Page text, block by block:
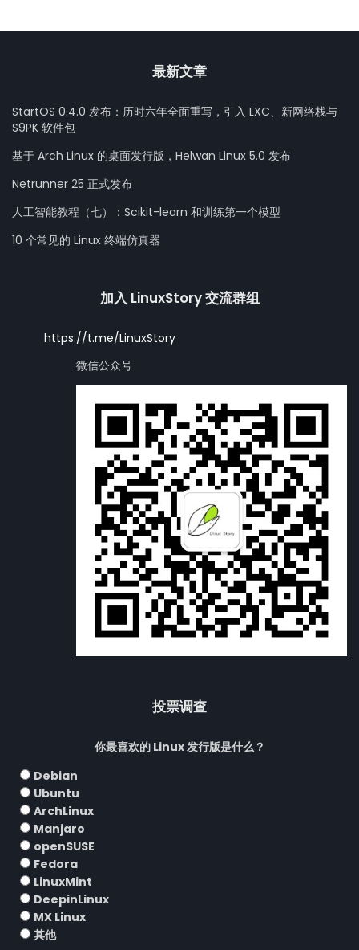
最新文章
StartOS 0.4.0 发布：历时六年全面重写，引入 LXC、新网络栈与
S9PK 软件包
基于 Arch Linux 的桌面发行版，Helwan Linux 5.0 发布
Netrunner 25 正式发布
人工智能教程（七）：Scikit-learn 和训练第一个模型
10 个常见的 Linux 终端仿真器
加入 LinuxStory 交流群组
https://t.me/LinuxStory
微信公众号
投票调查
你最喜欢的 Linux 发行版是什么？
Debian
Ubuntu
ArchLinux
Manjaro
openSUSE
Fedora
LinuxMint
DeepinLinux
MX Linux
其他